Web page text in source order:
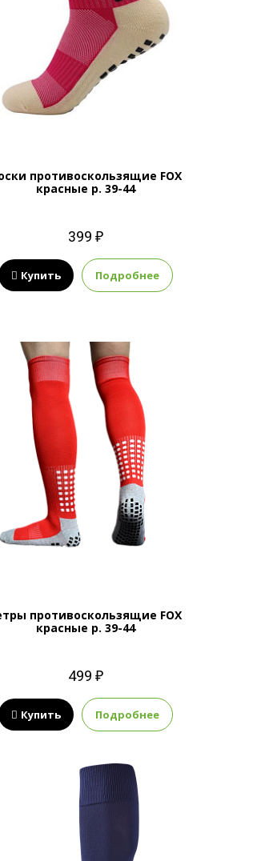
противоскользящие FOX
красные р. 39-44
399 ₽
Купить Подробнее
противоскользящие FOX
красные р. 39-44
499 ₽
Купить Подробнее